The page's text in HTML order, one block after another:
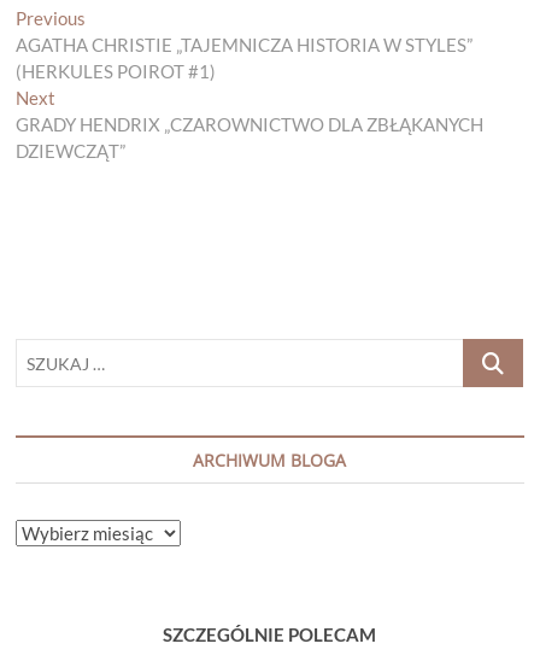
Nawigacja
wpisu
Previous
post:
AGATHA CHRISTIE „TAJEMNICZA HISTORIA W STYLES”
(HERKULES POIROT #1)
Next
post:
GRADY HENDRIX „CZAROWNICTWO DLA ZBŁĄKANYCH
DZIEWCZĄT”
SZUKAJ
ARCHIWUM BLOGA
ARCHIWUM
SZCZEGÓLNIE POLECAM